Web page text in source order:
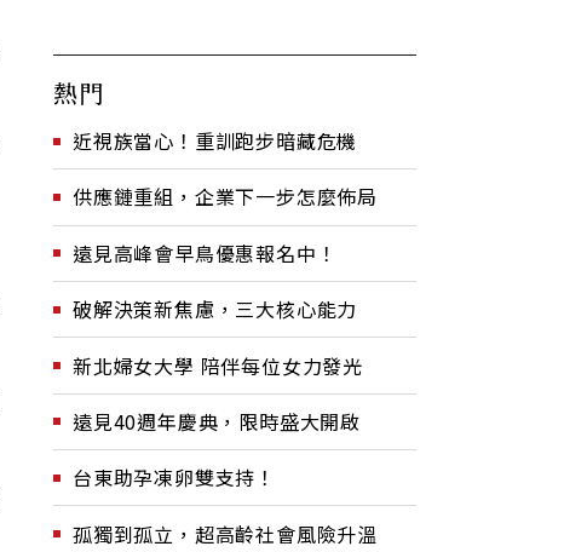
熱門
近視族當心！重訓跑步暗藏危機
供應鏈重組，企業下一步怎麼佈局
遠見高峰會早鳥優惠報名中！
破解決策新焦慮，三大核心能力
新北婦女大學 陪伴每位女力發光
遠見40週年慶典，限時盛大開啟
台東助孕凍卵雙支持！
孤獨到孤立，超高齡社會風險升溫